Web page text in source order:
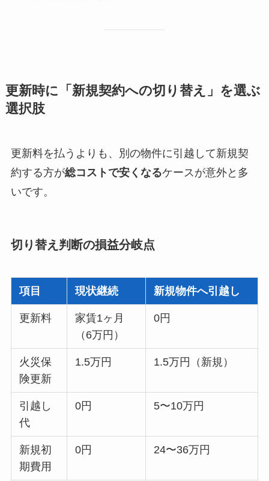
更新時に「新規契約への切り替え」を選ぶ
選択肢
更新料を払うよりも、別の物件に引越して新規契
約する方が総コストで安くなるケースが意外と多
いです。
切り替え判断の損益分岐点
項目 現状継続 新規物件へ引越し
更新料
家賃1ヶ月
（6万円）
0円
火災保
険更新
1.5万円 1.5万円（新規）
引越し
代
0円 5〜10万円
新規初
期費用
0円 24〜36万円